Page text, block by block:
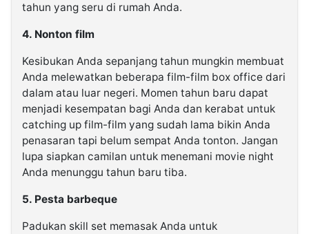
tahun yang seru di rumah Anda.
4. Nonton film
Kesibukan Anda sepanjang tahun mungkin membuat
Anda melewatkan beberapa film-film box office dari
dalam atau luar negeri. Momen tahun baru dapat
menjadi kesempatan bagi Anda dan kerabat untuk
catching up film-film yang sudah lama bikin Anda
penasaran tapi belum sempat Anda tonton. Jangan
lupa siapkan camilan untuk menemani movie night
Anda menunggu tahun baru tiba.
5. Pesta barbeque
Padukan skill set memasak Anda untuk